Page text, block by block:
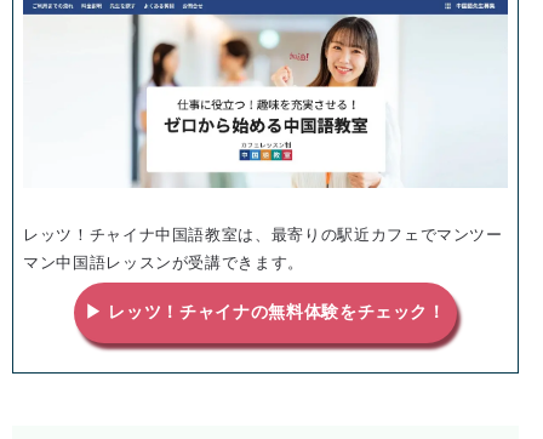
レッツ！チャイナ中国語教室は、最寄りの駅近カフェでマンツー
マン中国語レッスンが受講できます。
▶ レッツ！チャイナの無料体験をチェック！